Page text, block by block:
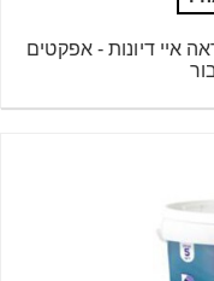
איי דיונות - אפקטים